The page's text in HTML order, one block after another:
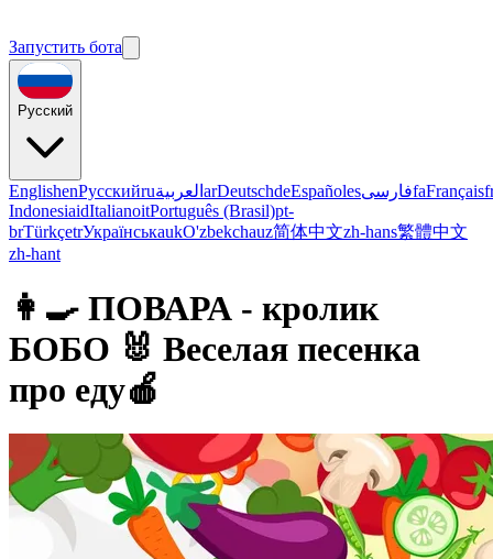
Запустить бота
Русский
EnglishenРусскийruالعربية arDeutschdeEspañolesفارسیfaFrançais
IndonesiaidItalianoitPortuguês (Brasil)pt-
brTürkçetrУкраїнськаukO'zbekchauz简体中文zh-hans繁體中文
zh-hant
👩‍🍳 ПОВАРА - кролик
БОБО 🐰 Веселая песенка
про еду🍎